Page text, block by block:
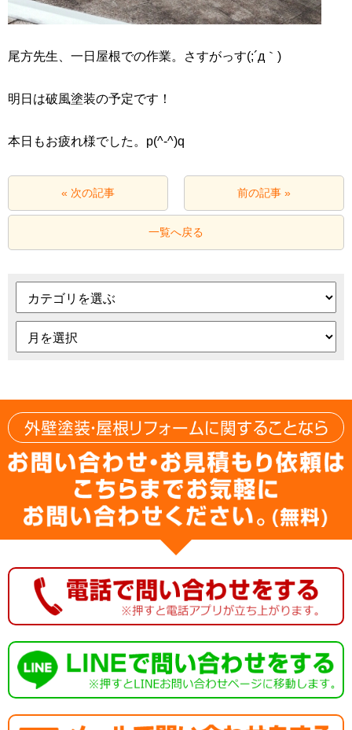
尾方先生、一日屋根での作業。さすがっす(;´д｀)
明日は破風塗装の予定です！
本日もお疲れ様でした。p(^-^)q
« 次の記事 前の記事 »
一覧へ戻る